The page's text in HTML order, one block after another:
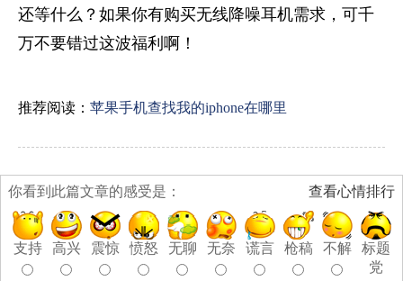
还等什么？如果你有购买无线降噪耳机需求，可千
万不要错过这波福利啊！
推荐阅读： 苹果手机查找我的iphone在哪里
查看心情排行
你看到此篇文章的感受是：
支持 高兴 震惊 愤怒 无聊 无奈 谎言 枪稿 不解
标题
党